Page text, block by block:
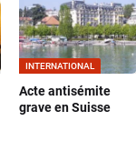
INTERNATIONAL
Acte antisémite
grave en Suisse